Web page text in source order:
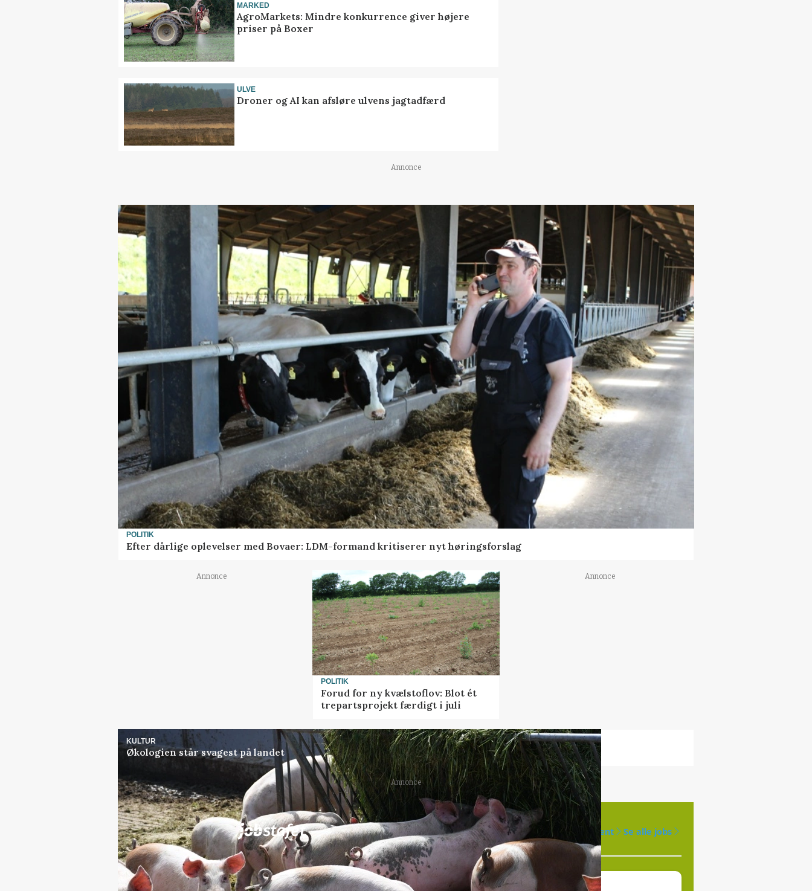
MARKED
AgroMarkets: Mindre konkurrence giver højere
priser på Boxer
ULVE
Droner og AI kan afsløre ulvens jagtadfærd
Annonce
POLITIK
Efter dårlige oplevelser med Bovaer: LDM-formand kritiserer nyt høringsforslag
Annonce
POLITIK
Forud for ny kvælstoflov: Blot ét
trepartsprojekt færdigt i juli
Annonce
KULTUR
Økologien står svagest på landet
Annonce
Jobsi samarbejde med 80ledige stillinger Opret agent Se alle jobs
Lastbilchauffør søges til Henrik Haves Medarbejdere til griseproduktion